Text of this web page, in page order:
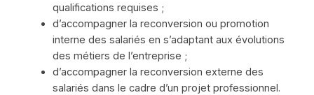
qualifications requises ;
d’accompagner la reconversion ou promotion
interne des salariés en s’adaptant aux évolutions
des métiers de l’entreprise ;
d’accompagner la reconversion externe des
salariés dans le cadre d’un projet professionnel.